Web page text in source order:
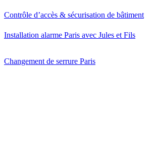
Contrôle d’accès & sécurisation de bâtiment
Installation alarme Paris avec Jules et Fils
Changement de serrure Paris